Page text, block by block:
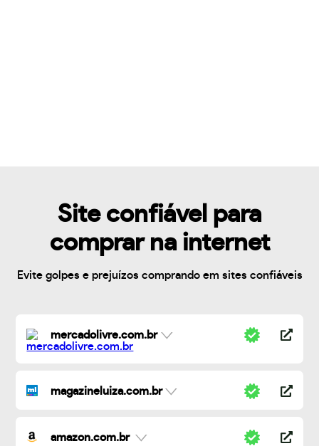
Site confiável para
comprar na internet
Evite golpes e prejuízos comprando em sites confiáveis
mercadolivre.com.br
magazineluiza.com.br
amazon.com.br